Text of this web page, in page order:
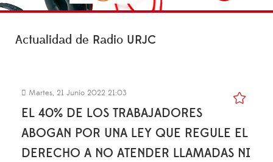
Actualidad de Radio URJC
Martes, 21 Junio 2022 21:03
EL 40% DE LOS TRABAJADORES
ABOGAN POR UNA LEY QUE REGULE EL
DERECHO A NO ATENDER LLAMADAS NI